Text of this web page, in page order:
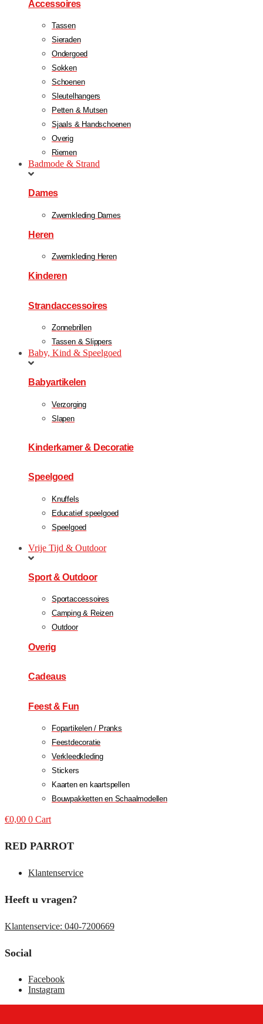
Accessoires
Tassen
Sieraden
Ondergoed
Sokken
Schoenen
Sleutelhangers
Petten & Mutsen
Sjaals & Handschoenen
Overig
Riemen
Badmode & Strand
Dames
Zwemkleding Dames
Heren
Zwemkleding Heren
Kinderen
Strandaccessoires
Zonnebrillen
Tassen & Slippers
Baby, Kind & Speelgoed
Babyartikelen
Verzorging
Slapen
Kinderkamer & Decoratie
Speelgoed
Knuffels
Educatief speelgoed
Speelgoed
Vrije Tijd & Outdoor
Sport & Outdoor
Sportaccessoires
Camping & Reizen
Outdoor
Overig
Cadeaus
Feest & Fun
Fopartikelen / Pranks
Feestdecoratie
Verkleedkleding
Stickers
Kaarten en kaartspellen
Bouwpakketten en Schaalmodellen
€0,00 0 Cart
RED PARROT
Klantenservice
Heeft u vragen?
Klantenservice: 040-7200669
Social
Facebook
Instagram